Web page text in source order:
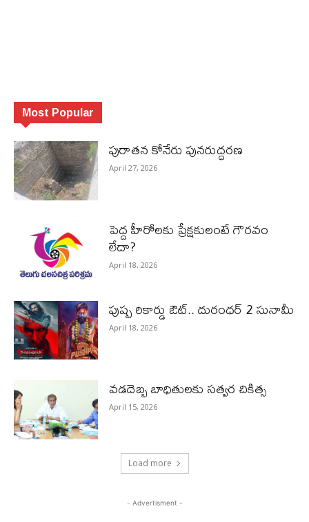
Most Popular
పురాత‌న కోనేరు పున‌రుద్ధ‌ర‌ణ
April 27, 2026
పెద్ద హీరోల‌కు ప్రేక్ష‌కులంటే గౌర‌వం
లేదా?
April 18, 2026
పుష్ప రికార్డు ఔట్‌.. దురంధ‌ర్ 2 సునామీ
April 18, 2026
వడదెబ్బ బాధితులకు సత్వర చికిత్స
April 15, 2026
Load more
- Advertisment -